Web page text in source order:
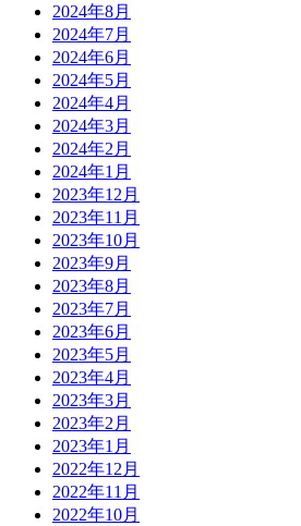
2024年8月
2024年7月
2024年6月
2024年5月
2024年4月
2024年3月
2024年2月
2024年1月
2023年12月
2023年11月
2023年10月
2023年9月
2023年8月
2023年7月
2023年6月
2023年5月
2023年4月
2023年3月
2023年2月
2023年1月
2022年12月
2022年11月
2022年10月